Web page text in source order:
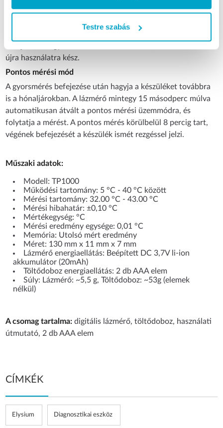
Testre szabás
Helyezze a lázmérőt a hónaljárokba a mérés megkezdéséhez.
A készülék körülbelül 15 másodperc elteltével rezgéssel jelzi
a mérés végét, és megjeleníti a mért hőmérsékletet. A mérés
újra használatra kész.
Pontos mérési mód
A gyorsmérés befejezése után hagyja a készüléket továbbra
is a hónaljárokban. A lázmérő mintegy 15 másodperc múlva
automatikusan átvált a pontos mérési üzemmódra, és
folytatja a mérést. A pontos mérés körülbelül 8 percig tart,
végének befejezését a készülék ismét rezgéssel jelzi.
Műszaki adatok:
Modell: TP1000
Működési tartomány: 5 °C - 40 °C között
Mérési tartomány: 32.00 °C - 43.00 °C
Mérési hibahatár: ±0,10 °C
Mértékegység: °C
Mérési eredmény egysége: 0,01 °C
Memória: Utolsó mért eredmény
Méret: 130 mm x 11 mm x 7 mm
Lázmérő energiaellátás: Beépített DC 3,7V li-ion
akkumulátor (20mAh)
Töltődoboz energiaellátás: 2 db AAA elem
Súly: Lázmérő: ~5,5 g, Töltődoboz: ~53g (elemek
nélkül)
A csomag tartalma: digitális lázmérő, töltődoboz, használati
útmutató, 2 db AAA elem
CÍMKÉK
Elysium Diagnosztikai eszköz